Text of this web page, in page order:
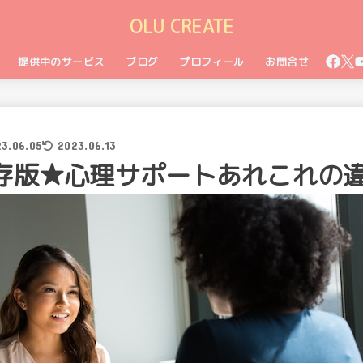
OLU CREATE
提供中のサービス ブログ プロフィール お問合せ
2023.06.13
★心理サポートあれこれの